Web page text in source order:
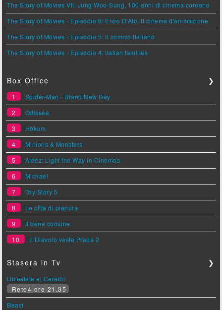
The Story of Movies VII: Jung Woo-Sung, 100 anni di cinema coreano
The Story of Movies - Episodio 6: Enzo D'Alò, il cinema d'animazione
The Story of Movies - Episodio 5: Il comico italiano
The Story of Movies - Episodio 4: Italian families
Box Office ❯
1
Spider-Man - Brand New Day
2
Odissea
3
Hokum
4
Minions & Monsters
5
Ateez: Light the Way in Cinemas
6
Michael
7
Toy Story 5
8
Le città di pianura
9
Il bene comune
10
Il Diavolo veste Prada 2
Stasera in Tv ❯
Un'estate ai Caraibi
Rete4 ore 21.35
Beast